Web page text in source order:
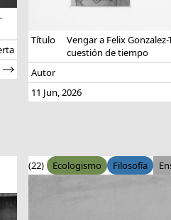
Título
Vengar a Felix
cuestión de tiempo
Autor
11 Jun, 2026
(22) Ecologismo Filosofía